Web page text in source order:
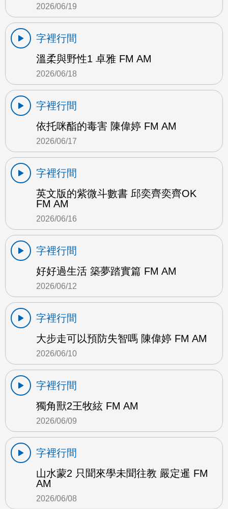
2026/06/19
字裡行間
溫柔與野性1 卓雅 FM AM
2026/06/18
字裡行間
依托咪酯的毒害 陳偉婷 FM AM
2026/06/17
字裡行間
英文版的紫微斗數書 邱奕齊奕齊OK
FM AM
2026/06/16
字裡行間
好好過生活 築夢踏實篇 FM AM
2026/06/12
字裡行間
大步走可以預防失智嗎 陳偉婷 FM AM
2026/06/10
字裡行間
獨角獸2王牧絃 FM AM
2026/06/09
字裡行間
山水蒙2 只聞來學未聞往教 嚴定暹 FM
AM
2026/06/08